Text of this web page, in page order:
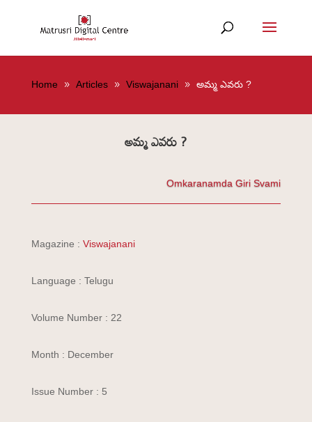
Home Articles Viswajanani అమ్మ ఎవరు ?
అమ్మ ఎవరు ?
Omkaranamda Giri Svami
Magazine : Viswajanani
Language : Telugu
Volume Number : 22
Month : December
Issue Number : 5